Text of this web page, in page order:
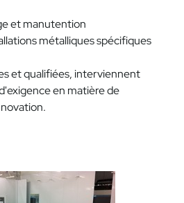
et manutention
métalliques spécifiques
et qualifiées, interviennent
en matière de